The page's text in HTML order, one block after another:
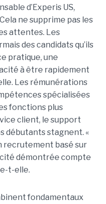
d’Experis US,
ne supprime pas les
attentes. Les
des candidats qu’ils
pratique, une
à être rapidement
Les rémunérations
spécialisées
fonctions plus
client, le support
débutants stagnent. «
recrutement basé sur
démontrée compte
t-elle.
fondamentaux